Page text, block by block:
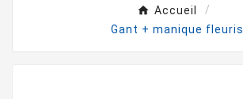
Accueil
Gant + manique fleuris